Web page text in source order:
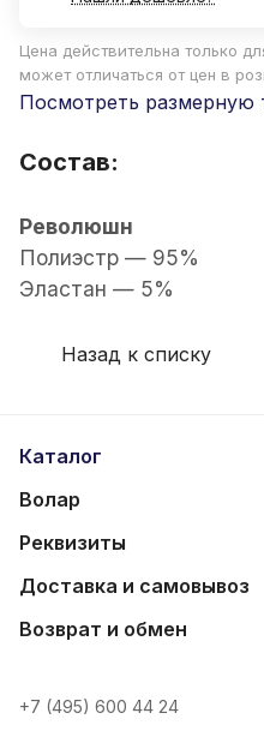
Цена действительна только
может отличаться от цен в
Посмотреть размерную
Состав:
Революшн
Полиэстр — 95%
Эластан — 5%
Назад к списку
Каталог
Волар
Реквизиты
Доставка и самовывоз
Возврат и обмен
+7 (495) 600 44 24